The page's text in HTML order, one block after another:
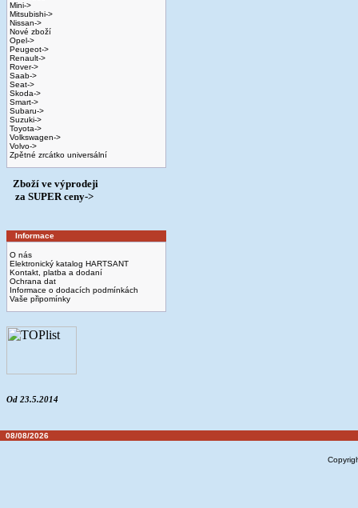
Mini->
Mitsubishi->
Nissan->
Nové zboží
Opel->
Peugeot->
Renault->
Rover->
Saab->
Seat->
Skoda->
Smart->
Subaru->
Suzuki->
Toyota->
Volkswagen->
Volvo->
Zpětné zrcátko universální
Zboží ve výprodeji
­ za SUPER ceny->
Informace
O nás
Elektronický katalog HARTSANT
Kontakt, platba a dodaní
Ochrana dat
Informace o dodacích podmínkách
Vaše připomínky
Od 23.5.2014
08/08/2026